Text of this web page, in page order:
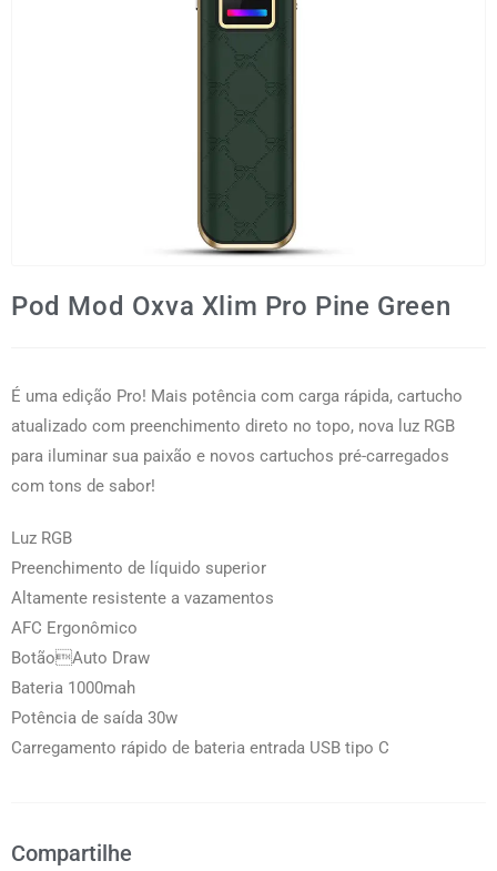
Pod Mod Oxva Xlim Pro Pine Green
É uma edição Pro! Mais potência com carga rápida, cartucho
atualizado com preenchimento direto no topo, nova luz RGB
para iluminar sua paixão e novos cartuchos pré-carregados
com tons de sabor!
Luz RGB
Preenchimento de líquido superior
Altamente resistente a vazamentos
AFC Ergonômico
BotãoAuto Draw
Bateria 1000mah
Potência de saída 30w
Carregamento rápido de bateria entrada USB tipo C
Compartilhe